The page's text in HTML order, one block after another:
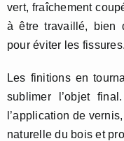
vert, fraîchement
à être travaillé, bien
pour éviter les fissures.
Les finitions en
sublimer l’objet
l’application de
naturelle du bois et